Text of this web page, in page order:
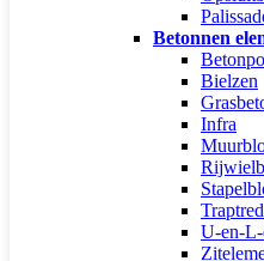
Betonnen
Bielzen
Infra
U-en-L-